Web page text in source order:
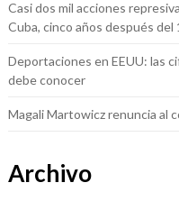
Casi dos mil acciones
Cuba, cinco años después del
Deportaciones en EEUU: las
debe conocer
Magali Martowicz renuncia al
Archivo